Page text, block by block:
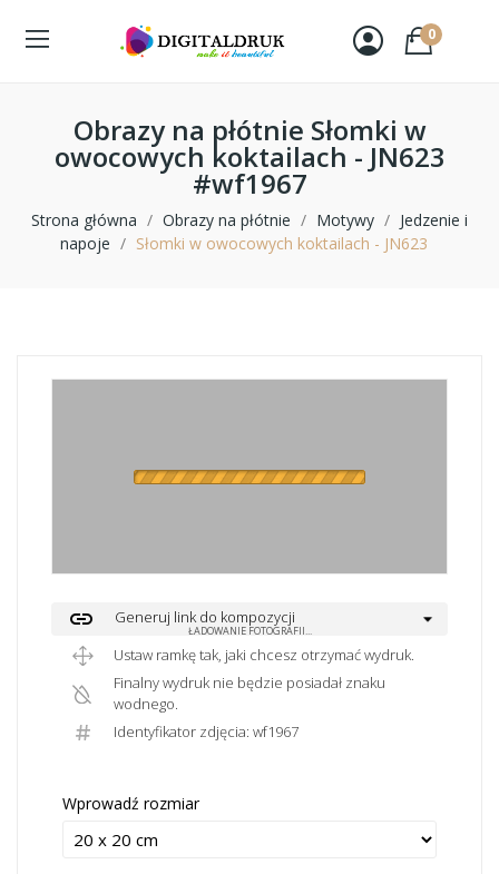
0
Obrazy na płótnie Słomki w
owocowych koktailach - JN623
#wf1967
Strona główna Obrazy na płótnie Motywy
Jedzenie i
napoje
Słomki w owocowych koktailach - JN623
ŁADOWANIE FOTOGRAFII...
link
Generuj link do kompozycji
Ustaw ramkę tak, jaki chcesz otrzymać wydruk.
Finalny wydruk nie będzie posiadał znaku
wodnego.
Identyfikator zdjęcia: wf1967
Wprowadź rozmiar